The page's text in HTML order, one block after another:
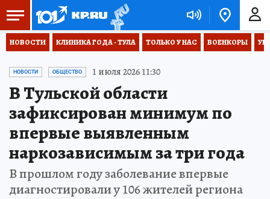
НОВОСТИ КЛИНИКА ГОДА - ТУЛА ТОЛЬКО У НАС ВОЕНКОРЫ
НОВОСТИ ОБЩЕСТВО 1 июля 2026 11:30
В Тульской области
зафиксирован минимум по
впервые выявленным
наркозависимым за три года
В прошлом году заболевание впервые
диагностировали у 106 жителей региона